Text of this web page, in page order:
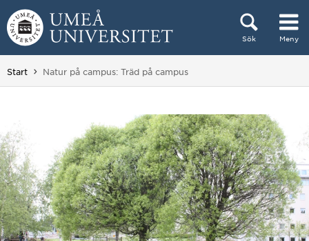
Hoppa direkt till innehållet
Sök Meny
Huvudmenyn dold.
Start Du är här:
Natur på campus: Träd på campus